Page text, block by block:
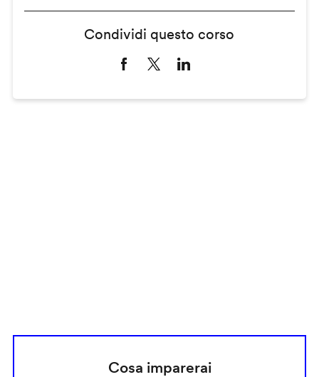
Condividi questo corso
Cosa imparerai